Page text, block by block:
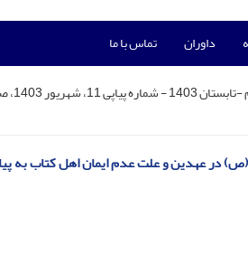
داوران تماس با ما
در عهدین و علت عدم ایمان اهل کتاب به